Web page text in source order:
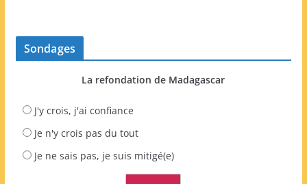
Sondages
La refondation de Madagascar
J'y crois, j'ai confiance
Je n'y crois pas du tout
Je ne sais pas, je suis mitigé(e)